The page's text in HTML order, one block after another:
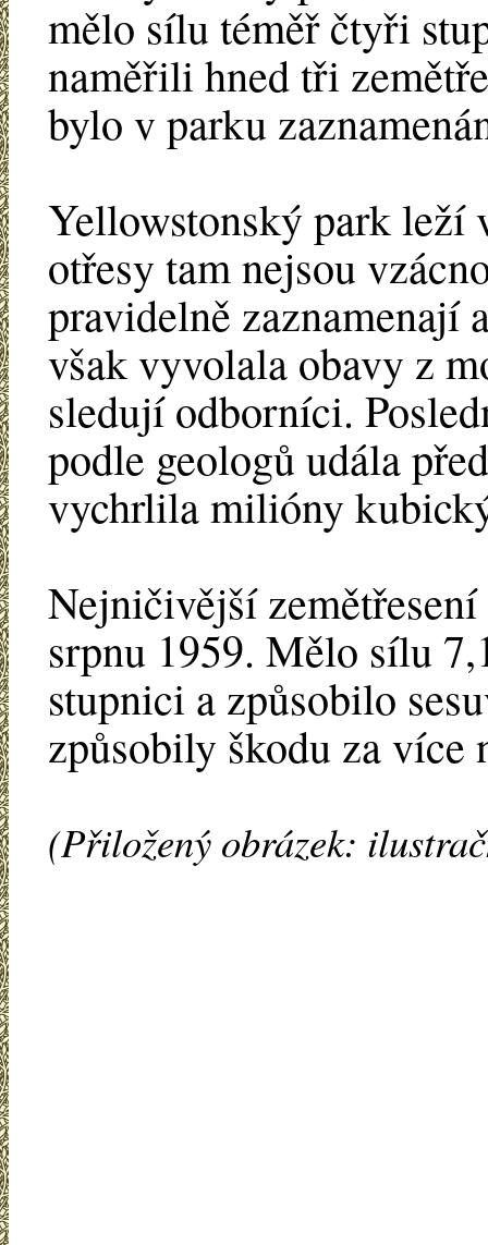
mělo sílu téměř čtyři
naměřili hned tři
bylo v parku
Yellowstonský park leží
otřesy tam nejsou
pravidelně zaznamenají
však vyvolala obavy z
sledují odborníci.
podle geologů udála
vychrlila milióny
Nejničivější
srpnu 1959. Mělo sílu
stupnici a způsobilo
způsobily škodu za
(Přiložený obrázek: